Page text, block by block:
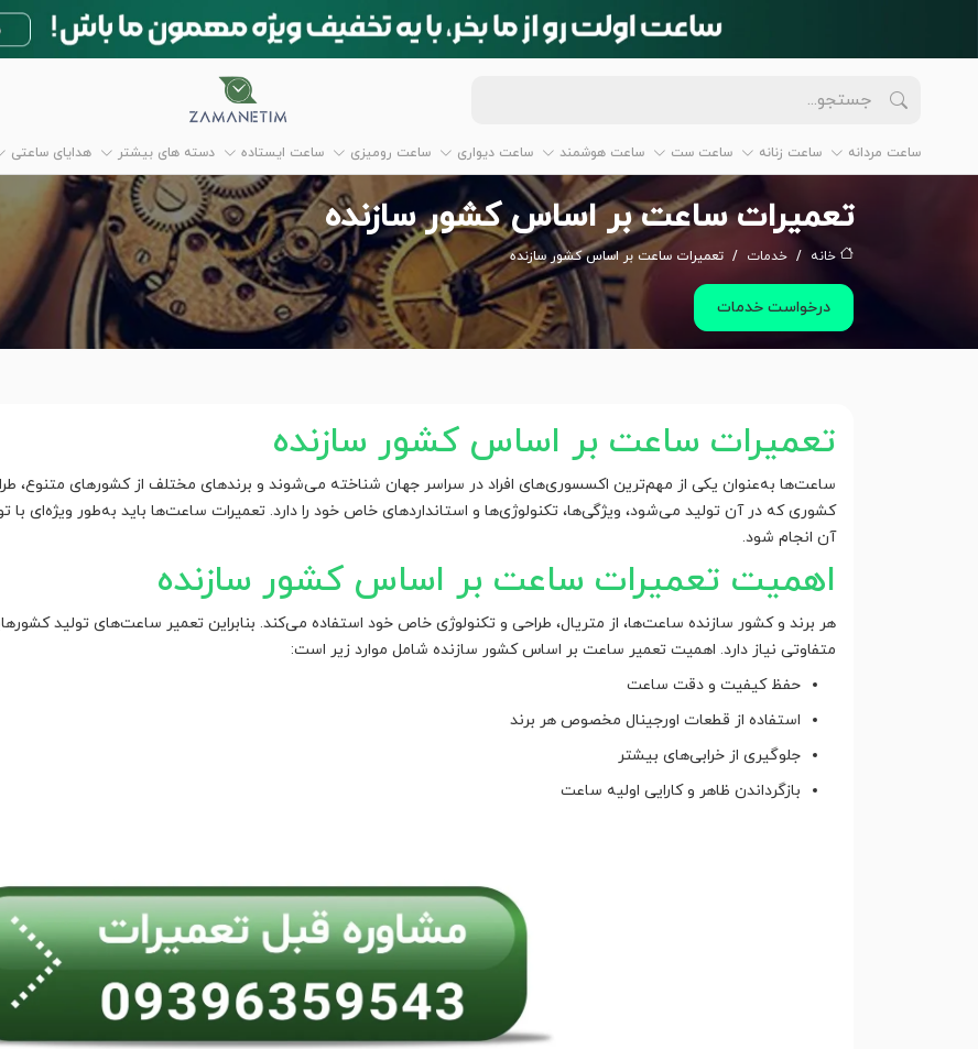
ساعت مردانه ساعت زنانه ساعت ست ساعت هوشمند ساعت دیواری ساعت رومیزی ساعت ایستاده دسته های بیشتر هدایای ساعتی
تعمیرات ساعت بر اساس کشور سازنده
خانه خدمات تعمیرات ساعت بر اساس کشور سازنده
درخواست خدمات
تعمیرات ساعت بر اساس کشور سازنده
ساعت‌ها به‌عنوان یکی از مهم‌ترین اکسسوری‌های افراد در سراسر جهان شناخته می‌شوند و برندهای مختلف از کشورهای متنوع،
کشوری که در آن تولید می‌شود، ویژگی‌ها، تکنولوژی‌ها و استانداردهای خاص خود را دارد. تعمیرات ساعت‌ها باید به‌طور ویژه‌ای
آن انجام شود.
اهمیت تعمیرات ساعت بر اساس کشور سازنده
هر برند و کشور سازنده ساعت‌ها، از متریال، طراحی و تکنولوژی خاص خود استفاده می‌کند. بنابراین تعمیر ساعت‌های تولید
متفاوتی نیاز دارد. اهمیت تعمیر ساعت بر اساس کشور سازنده شامل موارد زیر است:
حفظ کیفیت و دقت ساعت
استفاده از قطعات اورجینال مخصوص هر برند
جلوگیری از خرابی‌های بیشتر
بازگرداندن ظاهر و کارایی اولیه ساعت